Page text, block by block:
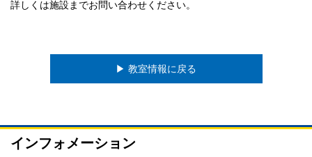
詳しくは施設までお問い合わせください。
▶︎ 教室情報に戻る
インフォメーション